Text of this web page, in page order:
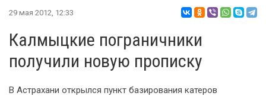
29 мая 2012, 12:33
Калмыцкие пограничники
получили новую прописку
В Астрахани открылся пункт базирования катеров